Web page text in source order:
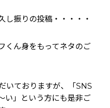
し振りの投稿・・・・・
くん身をもってネタのご
いておりますが、「SNS
い」という方にも是非ご